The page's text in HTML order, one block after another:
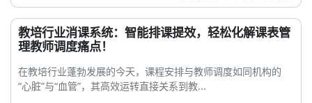
教培行业消课系统：智能排课提效，轻松化解课表管
理教师调度痛点！
在教培行业蓬勃发展的今天，课程安排与教师调度如同机构的
“心脏”与“血管”，其高效运转直接关系到教...